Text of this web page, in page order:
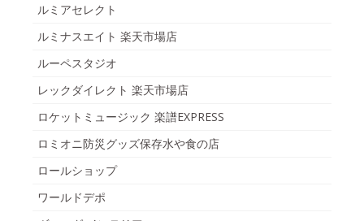
ルミアセレクト
ルミナスエイト 楽天市場店
ルーペスタジオ
レックダイレクト 楽天市場店
ロケットミュージック 楽譜EXPRESS
ロミオニ防災グッズ保存水や食の店
ロールショップ
ワールドデポ